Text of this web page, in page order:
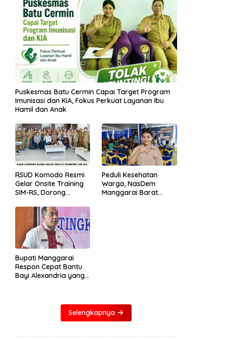
Puskesmas Batu Cermin Capai Target Program
Imunisasi dan KIA, Fokus Perkuat Layanan Ibu
Hamil dan Anak
RSUD Komodo Resmi
Gelar Onsite Training
SIM-RS, Dorong
Layanan Kesehatan
Peduli Kesehatan
Warga, NasDem
Manggarai Barat
Bupati Manggarai
Respon Cepat Bantu
Bayi Alexandria yang
Selengkapnya